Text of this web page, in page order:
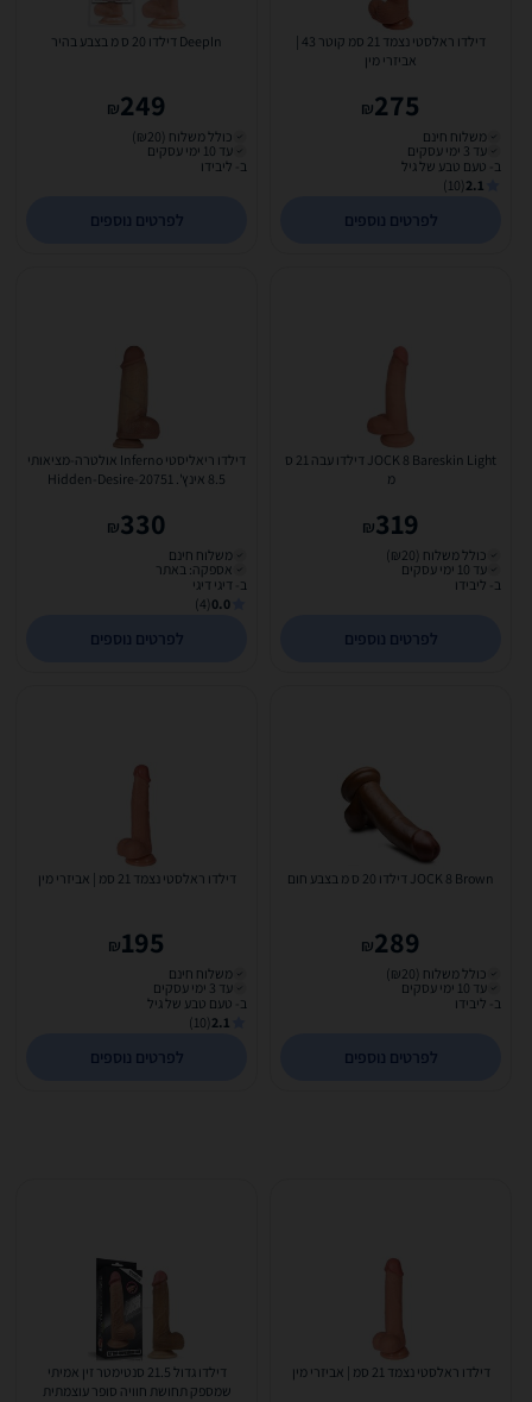
דילדו ראלסטי נצמד 21 סמ קוטר 43 |
אביזרי מין
275
₪
משלוח חינם
עד 3 ימי עסקים
ב- טעם טבע של גיל
2.1
(10)
לפרטים נוספים
DeepIn דילדו 20 ס מ בצבע בהיר
249
₪
כולל משלוח (₪20)
עד 10 ימי עסקים
ב- ליבידו
לפרטים נוספים
JOCK 8 Bareskin Light דילדו עבה 21 ס
מ
319
₪
כולל משלוח (₪20)
עד 10 ימי עסקים
ב- ליבידו
לפרטים נוספים
דילדו ריאליסטי Inferno אולטרה-מציאותי
8.5 אינץ'. Hidden-Desire-20751
330
₪
משלוח חינם
אספקה: באתר
ב- דיגי דיגי
0.0
(4)
לפרטים נוספים
JOCK 8 Brown דילדו 20 ס מ בצבע חום
289
₪
כולל משלוח (₪20)
עד 10 ימי עסקים
ב- ליבידו
לפרטים נוספים
דילדו ראלסטי נצמד 21 סמ | אביזרי מין
195
₪
משלוח חינם
עד 3 ימי עסקים
ב- טעם טבע של גיל
2.1
(10)
לפרטים נוספים
דילדו ראלסטי נצמד 21 סמ | אביזרי מין
דילדו גדול 21.5 סנטימטר זין אמיתי
שמספק תחושת חוויה סופר עוצמתית